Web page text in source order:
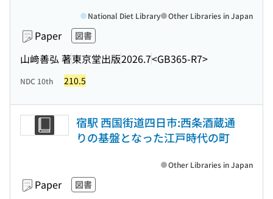
Paper 図書
山﨑善弘 著東京堂出版2026.7<GB365-R7>
National Diet Library Other Libraries in Japan
NDC 10th 210.5
宿駅 西国街道四日市:西条酒蔵通
りの基盤となった江戸時代の町
Paper 図書
Other Libraries in Japan